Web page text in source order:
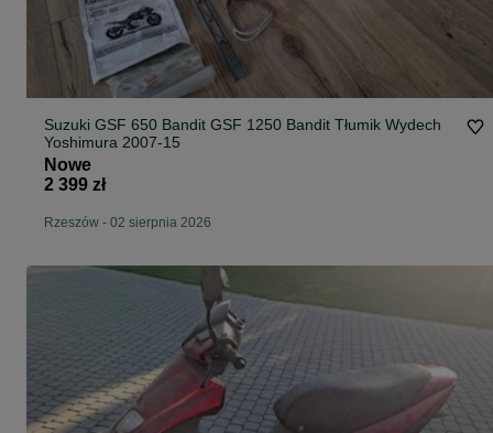
Suzuki GSF 650 Bandit GSF 1250 Bandit Tłumik Wydech
Yoshimura 2007-15
Nowe
2 399 zł
Rzeszów - 02 sierpnia 2026